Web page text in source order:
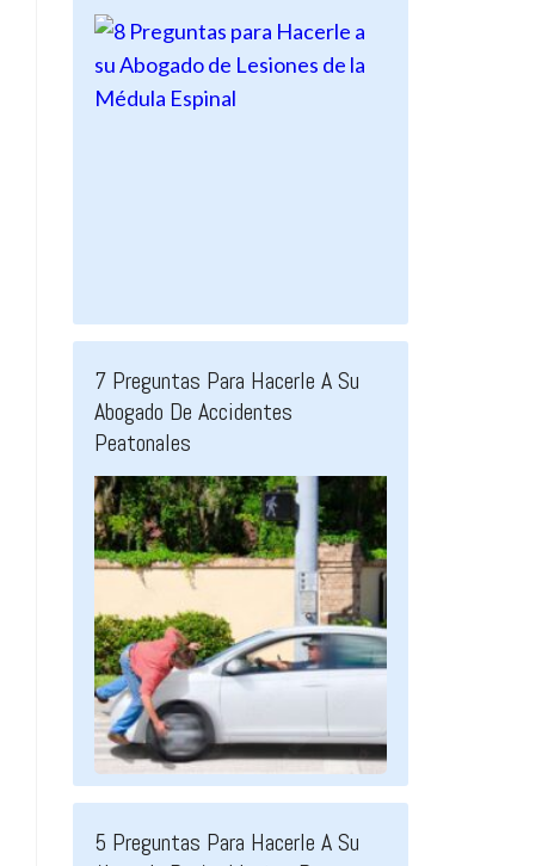
7 Preguntas Para Hacerle A Su
Abogado De Accidentes
Peatonales
5 Preguntas Para Hacerle A Su